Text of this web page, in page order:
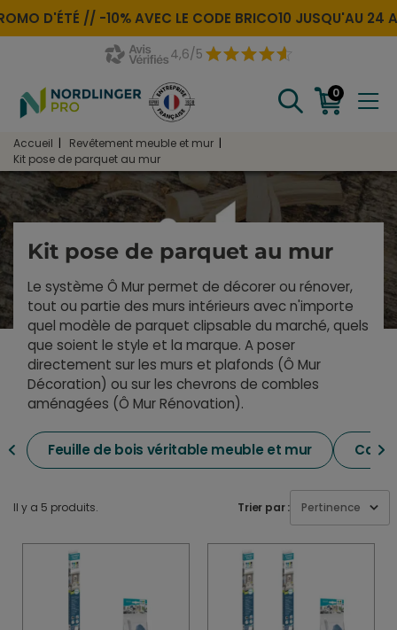
D'ÉTÉ // -10% AVEC LE CODEBRICO10JUSQU'AU 24
4,6/5
0
Accueil
Revêtement meuble et mur
Kit pose de parquet au mur
Kit pose de parquet au mur
Le système Ô Mur permet de décorer ou rénover,
tout ou partie des murs intérieurs avec n'importe
quel modèle de parquet clipsable du marché, quels
que soient le style et la marque. A poser
directement sur les murs et plafonds (Ô Mur
Décoration) ou sur les chevrons de combles
aménagées (Ô Mur Rénovation).
Feuille de bois véritable meuble et mur
Il y a 5 produits. Trier par : Pertinence